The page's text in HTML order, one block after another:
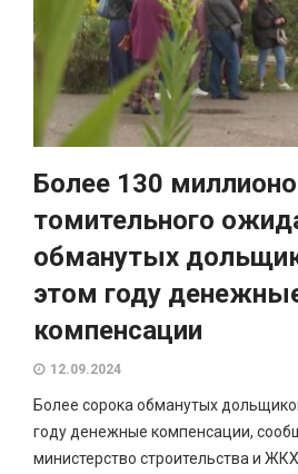
Более 130
томительного
обманутых
этом году
компенсации
12.09.2024
Более сорока обманутых
году денежные компенсации,
министерство строительства и